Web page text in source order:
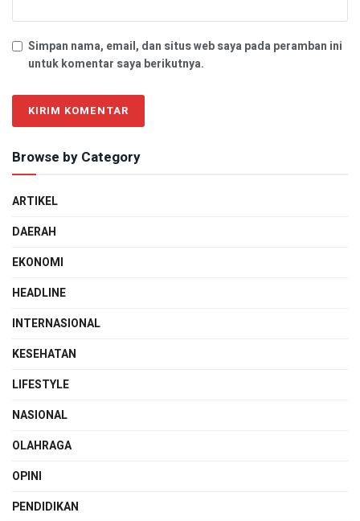
Simpan nama, email, dan situs web saya pada peramban ini
untuk komentar saya berikutnya.
Browse by Category
ARTIKEL
DAERAH
EKONOMI
HEADLINE
INTERNASIONAL
KESEHATAN
LIFESTYLE
NASIONAL
OLAHRAGA
OPINI
PENDIDIKAN